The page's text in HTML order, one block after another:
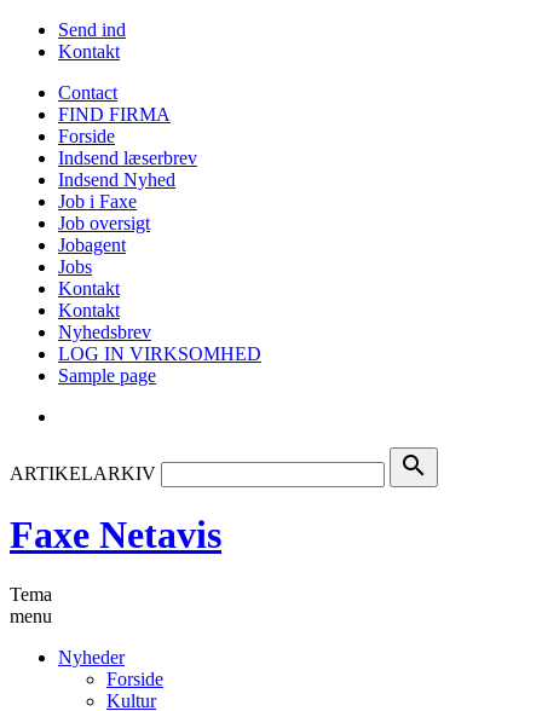
Send ind
Kontakt
Contact
FIND FIRMA
Forside
Indsend læserbrev
Indsend Nyhed
Job i Faxe
Job oversigt
Jobagent
Jobs
Kontakt
Kontakt
Nyhedsbrev
LOG IN VIRKSOMHED
Sample page
ARTIKELARKIV search
Faxe Netavis
Tema
menu
Nyheder
Forside
Kultur